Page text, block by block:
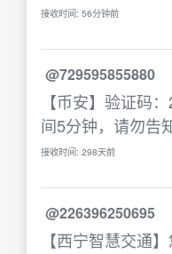
接收时间: 56分钟前
@729595855880
【币安】验证码
间5分钟，请勿告
接收时间: 298天前
@226396250695
【西宁智慧交通